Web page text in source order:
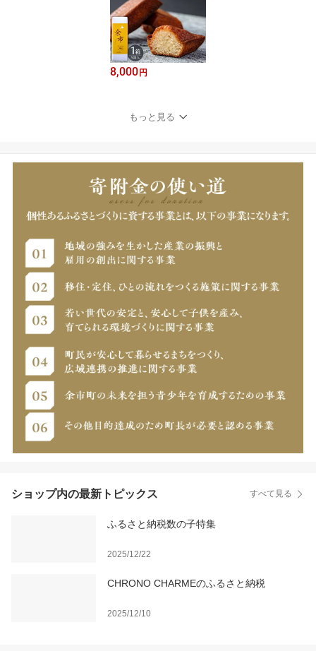
8,000 円
もっと見る
ショップ内の最新トピックス すべて見る
ふるさと納税数の子特集
2025/12/22
CHRONO CHARMEのふるさと納税
2025/12/10